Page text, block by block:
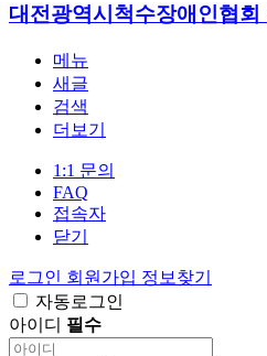
대전광역시척수장애인협회
메뉴
새글
검색
더보기
1:1 문의
FAQ
접속자
닫기
로그인 회원가입 정보찾기
자동로그인
아이디 필수